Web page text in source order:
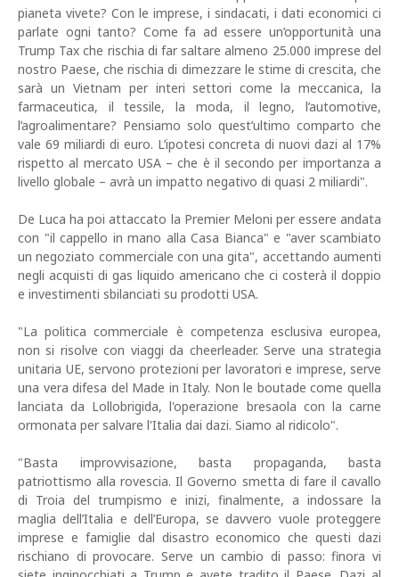
pianeta vivete? Con le imprese, i sindacati, i dati economici ci
parlate ogni tanto? Come fa ad essere un’opportunità una
Trump Tax che rischia di far saltare almeno 25.000 imprese del
nostro Paese, che rischia di dimezzare le stime di crescita, che
sarà un Vietnam per interi settori come la meccanica, la
farmaceutica, il tessile, la moda, il legno, l’automotive,
l’agroalimentare? Pensiamo solo quest’ultimo comparto che
vale 69 miliardi di euro. L’ipotesi concreta di nuovi dazi al 17%
rispetto al mercato USA – che è il secondo per importanza a
livello globale – avrà un impatto negativo di quasi 2 miliardi".
De Luca ha poi attaccato la Premier Meloni per essere andata
con "il cappello in mano alla Casa Bianca" e "aver scambiato
un negoziato commerciale con una gita", accettando aumenti
negli acquisti di gas liquido americano che ci costerà il doppio
e investimenti sbilanciati su prodotti USA.
"La politica commerciale è competenza esclusiva europea,
non si risolve con viaggi da cheerleader. Serve una strategia
unitaria UE, servono protezioni per lavoratori e imprese, serve
una vera difesa del Made in Italy. Non le boutade come quella
lanciata da Lollobrigida, l'operazione bresaola con la carne
ormonata per salvare l'Italia dai dazi. Siamo al ridicolo".
"Basta improvvisazione, basta propaganda, basta
patriottismo alla rovescia. Il Governo smetta di fare il cavallo
di Troia del trumpismo e inizi, finalmente, a indossare la
maglia dell’Italia e dell’Europa, se davvero vuole proteggere
imprese e famiglie dal disastro economico che questi dazi
rischiano di provocare. Serve un cambio di passo: finora vi